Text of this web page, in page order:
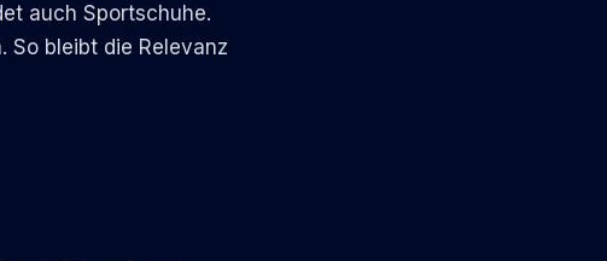
auch Sportschuhe.
bleibt die Relevanz